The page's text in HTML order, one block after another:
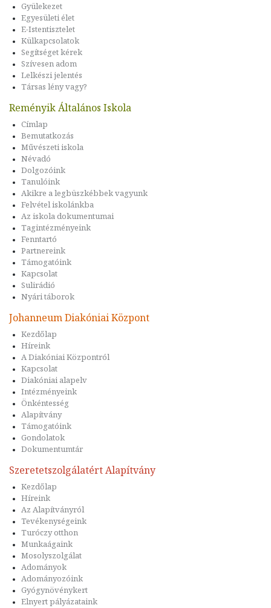
Gyülekezet
Egyesületi élet
E-Istentisztelet
Külkapcsolatok
Segítséget kérek
Szívesen adom
Lelkészi jelentés
Társas lény vagy?
Reményik Általános Iskola
Címlap
Bemutatkozás
Művészeti iskola
Névadó
Dolgozóink
Tanulóink
Akikre a legbüszkébbek vagyunk
Felvétel iskolánkba
Az iskola dokumentumai
Tagintézményeink
Fenntartó
Partnereink
Támogatóink
Kapcsolat
Sulirádió
Nyári táborok
Johanneum Diakóniai Központ
Kezdőlap
Híreink
A Diakóniai Központról
Kapcsolat
Diakóniai alapelv
Intézményeink
Önkéntesség
Alapítvány
Támogatóink
Gondolatok
Dokumentumtár
Szeretetszolgálatért Alapítvány
Kezdőlap
Híreink
Az Alapítványról
Tevékenységeink
Turóczy otthon
Munkaágaink
Mosolyszolgálat
Adományok
Adományozóink
Gyógynövénykert
Elnyert pályázataink